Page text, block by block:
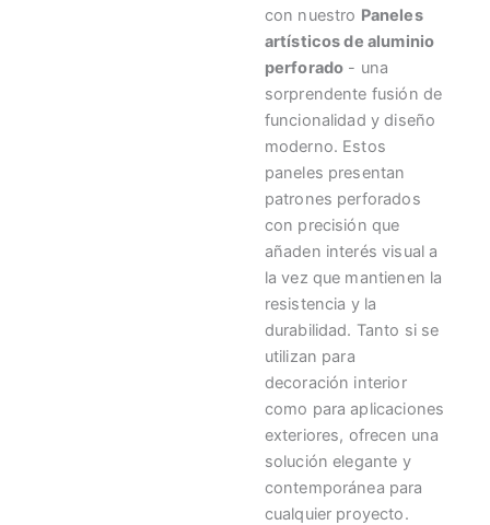
con nuestro Paneles
artísticos de aluminio
perforado - una
sorprendente fusión de
funcionalidad y diseño
moderno. Estos
paneles presentan
patrones perforados
con precisión que
añaden interés visual a
la vez que mantienen la
resistencia y la
durabilidad. Tanto si se
utilizan para
decoración interior
como para aplicaciones
exteriores, ofrecen una
solución elegante y
contemporánea para
cualquier proyecto.